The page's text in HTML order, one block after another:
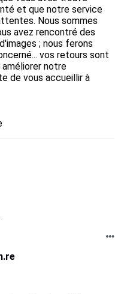
et que notre service
Nous sommes
avez rencontré des
; nous ferons
vos retours sont
notre
de vous accueillir à